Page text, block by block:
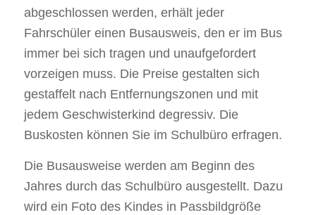
abgeschlossen werden, erhält jeder
Fahrschüler einen Busausweis, den er im Bus
immer bei sich tragen und unaufgefordert
vorzeigen muss. Die Preise gestalten sich
gestaffelt nach Entfernungszonen und mit
jedem Geschwisterkind degressiv. Die
Buskosten können Sie im Schulbüro erfragen.
Die Busausweise werden am Beginn des
Jahres durch das Schulbüro ausgestellt. Dazu
wird ein Foto des Kindes in Passbildgröße